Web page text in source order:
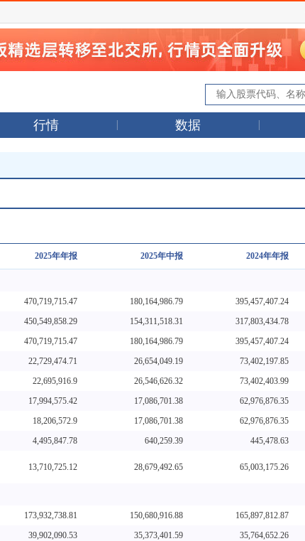
行情 数据
2025年年报 2025年中报 2024年年报
470,719,715.47 180,164,986.79 395,457,407.24
450,549,858.29 154,311,518.31 317,803,434.78
470,719,715.47 180,164,986.79 395,457,407.24
22,729,474.71 26,654,049.19 73,402,197.85
22,695,916.9 26,546,626.32 73,402,403.99
17,994,575.42 17,086,701.38 62,976,876.35
18,206,572.9 17,086,701.38 62,976,876.35
4,495,847.78 640,259.39 445,478.63
13,710,725.12 28,679,492.65 65,003,175.26
173,932,738.81 150,680,916.88 165,897,812.87
39,902,090.53 35,373,401.59 35,764,652.26